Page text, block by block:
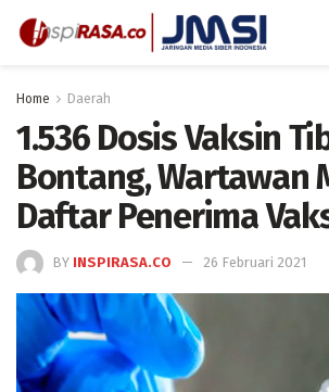
Home Daerah
1.536 Dosis Vaksin
Bontang, Wartawan
Daftar Penerima
BY INSPIRASA.CO 26 Februari 2021